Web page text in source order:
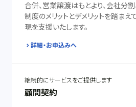
合併、営業譲渡はもとより、会社分
制度のメリットとデメリットを踏ま
現を支援いたします。
詳細・お申込みへ
継続的にサービスをご提供します
顧問契約